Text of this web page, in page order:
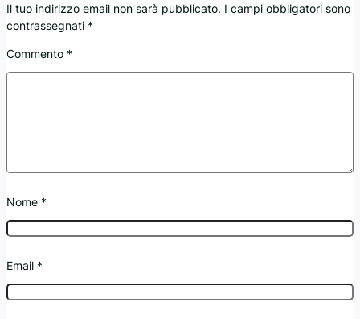
Il tuo indirizzo email non sarà pubblicato. I campi obbligatori sono
contrassegnati *
Commento *
Nome *
Email *